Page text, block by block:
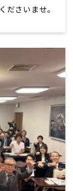
ださいませ。